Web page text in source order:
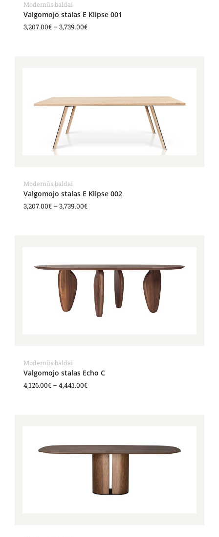
Modernūs baldai
Valgomojo stalas E Klipse 001
3,207.00€ –3,739.00€
Modernūs baldai
Valgomojo stalas E Klipse 002
3,207.00€ –3,739.00€
Modernūs baldai
Valgomojo stalas Echo C
4,126.00€ –4,441.00€
through
4,441.00€